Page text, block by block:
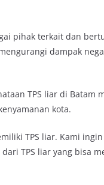
pihak terkait dan
dampak
TPS liar di Batam
kota.
TPS liar. Kami
TPS liar yang bisa